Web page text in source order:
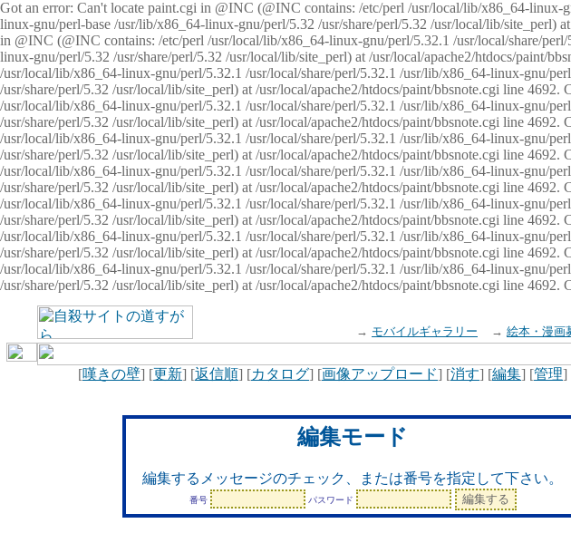
Got an error: Can't locate paint.cgi in @INC (@INC contains: /etc/perl /usr/local/lib/x86_64-
linux-gnu/perl-base /usr/lib/x86_64-linux-gnu/perl/5.32 /usr/share/perl/5.32 /usr/local/lib/site_perl)
in @INC (@INC contains: /etc/perl /usr/local/lib/x86_64-linux-gnu/perl/5.32.1 /usr/local/share/
linux-gnu/perl/5.32 /usr/share/perl/5.32 /usr/local/lib/site_perl) at /usr/local/apache2/htdocs/paint/
/usr/local/lib/x86_64-linux-gnu/perl/5.32.1 /usr/local/share/perl/5.32.1 /usr/lib/x86_64-linux-gnu/
/usr/share/perl/5.32 /usr/local/lib/site_perl) at /usr/local/apache2/htdocs/paint/bbsnote.cgi line
/usr/local/lib/x86_64-linux-gnu/perl/5.32.1 /usr/local/share/perl/5.32.1 /usr/lib/x86_64-linux-gnu/
/usr/share/perl/5.32 /usr/local/lib/site_perl) at /usr/local/apache2/htdocs/paint/bbsnote.cgi line
/usr/local/lib/x86_64-linux-gnu/perl/5.32.1 /usr/local/share/perl/5.32.1 /usr/lib/x86_64-linux-gnu/
/usr/share/perl/5.32 /usr/local/lib/site_perl) at /usr/local/apache2/htdocs/paint/bbsnote.cgi line
/usr/local/lib/x86_64-linux-gnu/perl/5.32.1 /usr/local/share/perl/5.32.1 /usr/lib/x86_64-linux-gnu/
/usr/share/perl/5.32 /usr/local/lib/site_perl) at /usr/local/apache2/htdocs/paint/bbsnote.cgi line
/usr/local/lib/x86_64-linux-gnu/perl/5.32.1 /usr/local/share/perl/5.32.1 /usr/lib/x86_64-linux-gnu/
/usr/share/perl/5.32 /usr/local/lib/site_perl) at /usr/local/apache2/htdocs/paint/bbsnote.cgi line
/usr/local/lib/x86_64-linux-gnu/perl/5.32.1 /usr/local/share/perl/5.32.1 /usr/lib/x86_64-linux-gnu/
/usr/share/perl/5.32 /usr/local/lib/site_perl) at /usr/local/apache2/htdocs/paint/bbsnote.cgi line
/usr/local/lib/x86_64-linux-gnu/perl/5.32.1 /usr/local/share/perl/5.32.1 /usr/lib/x86_64-linux-gnu/
/usr/share/perl/5.32 /usr/local/lib/site_perl) at /usr/local/apache2/htdocs/paint/bbsnote.cgi line 4692.
→ モバイルギャラリー → 絵本・漫画
[嘆きの壁] [更新] [返信順] [カタログ] [画像アップロード] [消す] [編集] [管理]
編集モード
編集するメッセージのチェック、または番号を指定して下さい。
番号 パスワード